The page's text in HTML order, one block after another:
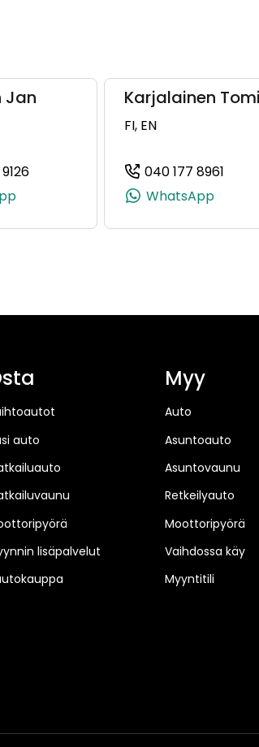
+358 50 329 3470)
Jan
(+358504679126, 0504679126,
Karjalainen Tomi
FI, EN
040 177 8961
WhatsApp
auto
lisäpalvelut
Myy
Auto
Asuntoauto
Asuntovaunu
Retkeilyauto
Moottoripyörä
Vaihdossa käy
Myyntitili